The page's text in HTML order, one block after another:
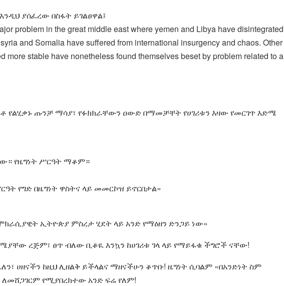
ያሰፈረው በስፋት ይገልፀዋል፤
problem in the great middle east where yemen and Libya have disintegrated
and Somalia have suffered from international insurgency and chaos. Other
more stable have nonetheless found themselves beset by problem related to a
የልሂቃኑ ጡንቻ ማሳያ፣ የፉክክራቸውን ዐውድ በማመቻቸት የሀገሪቱን እዛው የመርገጥ እድሜ
የዜግነት ሥርዓት ማቆም።
የግድ በዜግነት ዋስትና ላይ መመርኮዝ ይኖርበታል»
ኢትዮጵያ ምስረታ ሂደት ላይ አንድ የማዕዘን ድንጋይ ነው»
ረጅም፣ ፀጥ ብለው ቢቆዪ እንኳን ከሀገሪቱ ገላ ላይ የማይፋቁ ችግሮች ናቸው!
ሀዘናችን ከዚህ ሊዘልቅ ይችላልና ማዘናችሁን ቆጥቡ! ዜግነት ሲባልም «በአንድነት ስም
የሚያበረክተው አንድ ፍሬ የለም!